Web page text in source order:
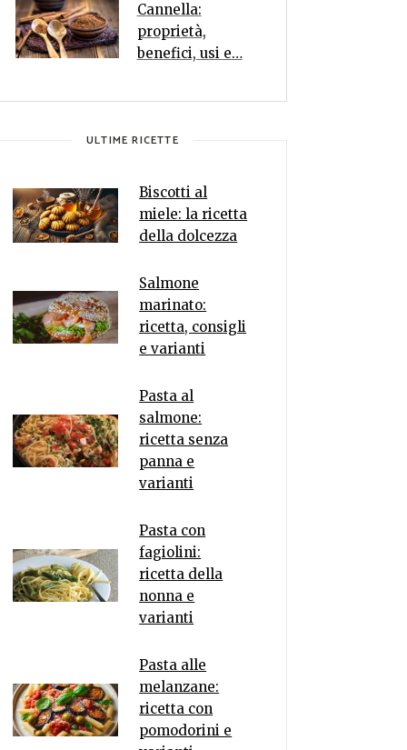
Cannella:
proprietà,
benefici, usi e…
ULTIME RICETTE
Biscotti al
miele: la ricetta
della dolcezza
Salmone
marinato:
ricetta, consigli
e varianti
Pasta al
salmone:
ricetta senza
panna e
varianti
Pasta con
fagiolini:
ricetta della
nonna e
varianti
Pasta alle
melanzane:
ricetta con
pomodorini e